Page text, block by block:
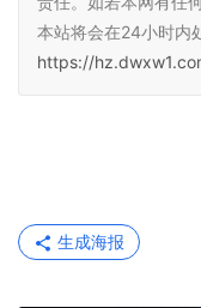
本站将会在24小时内
https://
生成海报